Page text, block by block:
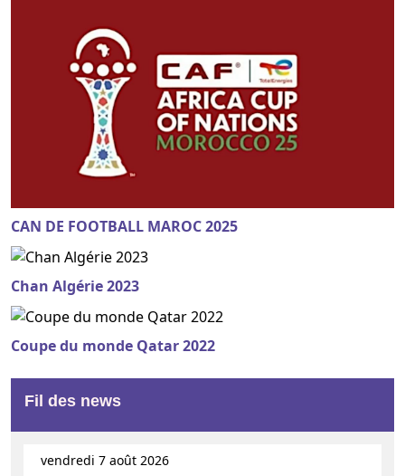
CAN DE FOOTBALL MAROC 2025
Chan Algérie 2023
Coupe du monde Qatar 2022
Fil des news
vendredi 7 août 2026